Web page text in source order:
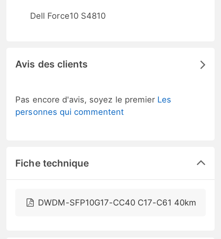
Dell Force10 S4810
Avis des clients
Pas encore d'avis, soyez le premier Les
personnes qui commentent
Fiche technique
DWDM-SFP10G17-CC40 C17-C61 40km